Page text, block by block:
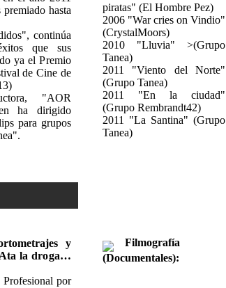
hasta
continúa
que sus
ya el Premio
de Cine de
"AOR
ha dirigido
para grupos
y
la droga…
por
piratas" (El Hombre Pez)
2006 "War cries on Vindio"
(CrystalMoors)
2010 "Lluvia" >(Grupo
Tanea)
2011 "Viento del Norte"
(Grupo Tanea)
2011 "En la ciudad"
(Grupo Rembrandt42)
2011 "La Santina" (Grupo
Tanea)
Filmografía
(Documentales):